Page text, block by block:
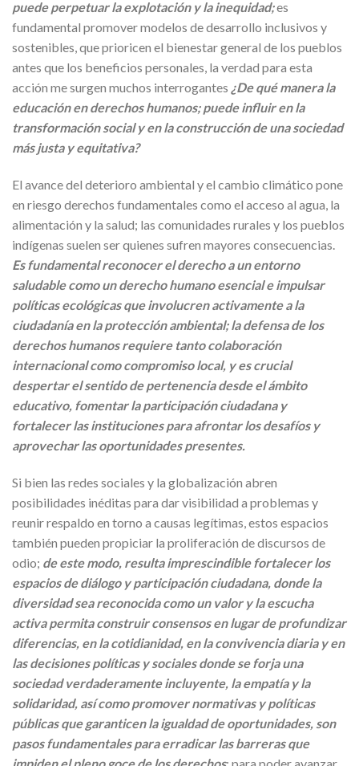
puede perpetuar la explotación y la inequidad;es
fundamental promover modelos de desarrollo inclusivos y
sostenibles, que prioricen el bienestar general de los pueblos
antes que los beneficios personales, la verdad para esta
acción me surgen muchos interrogantes ¿De qué manera la
educación en derechos humanos; puede influir en la
transformación social y en la construcción de una sociedad
más justa y equitativa?
El avance del deterioro ambiental y el cambio climático pone
en riesgo derechos fundamentales como el acceso al agua, la
alimentación y la salud; las comunidades rurales y los pueblos
indígenas suelen ser quienes sufren mayores consecuencias.
Es fundamental reconocer el derecho a un entorno
saludable como un derecho humano esencial e impulsar
políticas ecológicas que involucren activamente a la
ciudadanía en la protección ambiental; la defensa de los
derechos humanos requiere tanto colaboración
internacional como compromiso local, y es crucial
despertar el sentido de pertenencia desde el ámbito
educativo, fomentar la participación ciudadana y
fortalecer las instituciones para afrontar los desafíos y
aprovechar las oportunidades presentes.
Si bien las redes sociales y la globalización abren
posibilidades inéditas para dar visibilidad a problemas y
reunir respaldo en torno a causas legítimas, estos espacios
también pueden propiciar la proliferación de discursos de
odio; deeste modo, resulta imprescindible fortalecer los
espacios de diálogo y participación ciudadana, donde la
diversidad sea reconocida como un valor y la escucha
activa permita construir consensos en lugar de profundizar
diferencias, en la cotidianidad, en la convivencia diaria y en
las decisiones políticas y sociales donde se forja una
sociedad verdaderamente incluyente, la empatía y la
solidaridad, así como promover normativas y políticas
públicas que garanticen la igualdad de oportunidades, son
pasos fundamentales para erradicar las barreras que